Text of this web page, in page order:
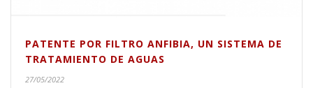
PATENTE POR FILTRO ANFIBIA, UN SISTEMA DE
TRATAMIENTO DE AGUAS
27/05/2022